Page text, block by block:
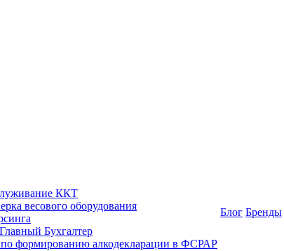
ККТ
весового оборудования
Бухгалтер
по формированию алкодекларации в ФСРАР
Блог Бренды